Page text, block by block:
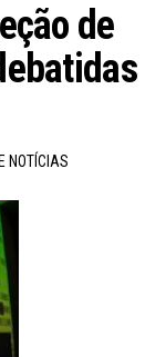
de
NOTÍCIAS